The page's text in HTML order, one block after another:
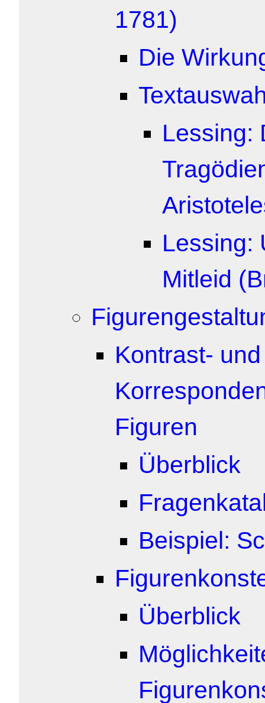
1781)
Die
Lessing:
Lessing:
Mitleid
Kontrast- und
Figuren
Überblick
Beispiel:
Überblick